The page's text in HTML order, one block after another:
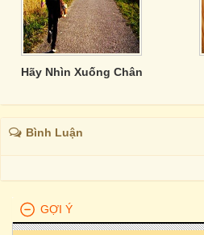
Hãy Nhìn Xuống Chân
Bình Luận
GỢI Ý